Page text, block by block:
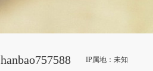
hanbao757588 IP属地：未知